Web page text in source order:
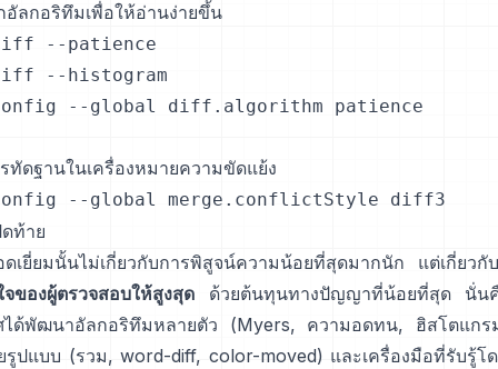
อัลกอริทึมเพื่อให้อ่านง่ายขึ้น
--patience
--histogram
--global diff.algorithm patience
ทัดฐานในเครื่องหมายความขัดแย้ง
--global merge.conflictStyle diff3
ท้าย
เยี่ยมนั้นไม่เกี่ยวกับการพิสูจน์ความน้อยที่สุดมากนัก แต่เกี่ยวกั
จของผู้ตรวจสอบให้สูงสุด ด้วยต้นทุนทางปัญญาที่น้อยที่สุด นั่น
ได้พัฒนาอัลกอริทึมหลายตัว (Myers, ความอดทน, ฮิสโตแก
รูปแบบ (รวม, word-diff, color-moved) และเครื่องมือที่รับรู้โ